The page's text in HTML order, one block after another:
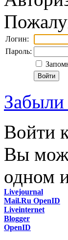
Логин:
Пароль:
Забыли
Войти
Вы
одном
Livejournal
Mail.Ru OpenID
Liveinternet
Blogger
OpenID